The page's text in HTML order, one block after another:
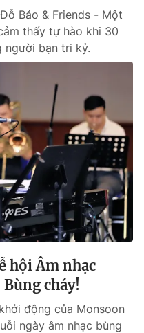
Bảo & Friends - Một
thấy tự hào khi 30
người bạn tri kỷ.
hội Âm nhạc
Bùng cháy!
động của Monsoon
ngày âm nhạc bùng